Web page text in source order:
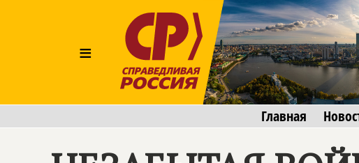
≡
Главная